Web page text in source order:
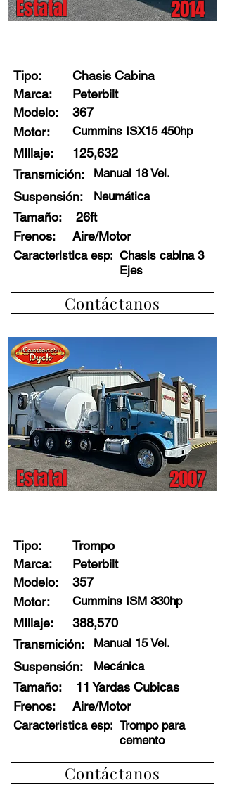
Estatal 2014
Tipo:
Chasis Cabina
Marca:
Peterbilt
367
Modelo:
Motor:
Cummins ISX15 450hp
MIllaje:
125,632
Transmición:
Manual 18 Vel.
Suspensión: Neumática
Tamaño:
26ft
Frenos: Aire/Motor
Caracteristica esp: Chasis cabina 3
Ejes
Contáctanos
Estatal 2007
Tipo:
Trompo
Marca:
Peterbilt
357
Modelo:
Motor:
Cummins ISM 330hp
MIllaje:
388,570
Transmición:
Manual 15 Vel.
Suspensión: Mecánica
Tamaño:
11 Yardas Cubicas
Frenos: Aire/Motor
Caracteristica esp: Trompo para
cemento
Contáctanos